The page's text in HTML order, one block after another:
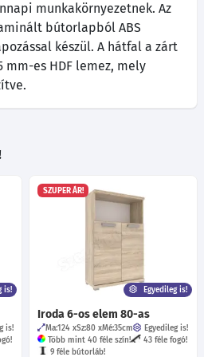
munkakörnyezetnek. Az
bútorlapból ABS
készül. A hátfal a zárt
mm-es HDF lemez, mely
is!
is!
SZUPER ÁR!
Egyedileg is!
Iroda 6-os elem 80-as
Ma:124 Sz:80 Mé:35cm
Egyedileg is!
Több mint 40 féle szín!
43 féle fogó!
9 féle bútorláb!